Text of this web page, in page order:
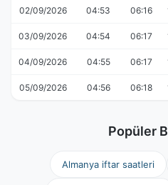
02/09/2026 04:53 06:16
03/09/2026 04:54 06:17
04/09/2026 04:55 06:17
05/09/2026 04:56 06:18
Popüler
Almanya iftar saatleri